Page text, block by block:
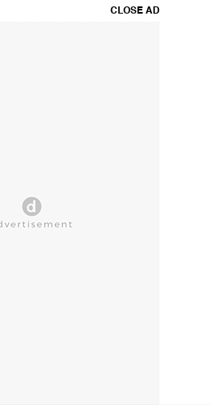
CLOSE AD